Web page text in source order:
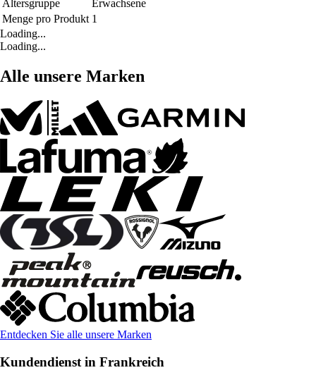
Altersgruppe
Erwachsene
Menge pro Produkt 1
Loading...
Loading...
Alle unsere Marken
Entdecken Sie alle unsere Marken
Kundendienst in Frankreich